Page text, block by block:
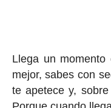
Llega un
mejor, sabes con
te apetece y,